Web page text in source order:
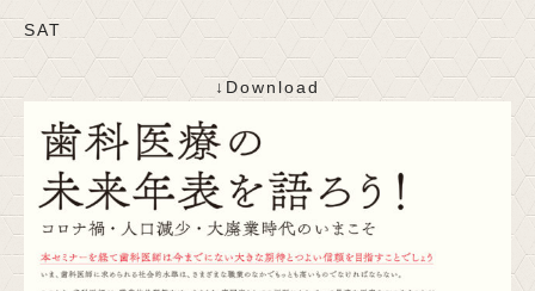
SAT
↓Download